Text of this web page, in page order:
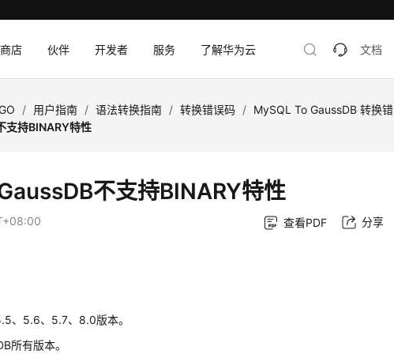
店 伙伴 开发者 服务 了解华为云 文档
/ 用户指南 / 语法转换指南 / 转换错误码 / MySQL To GaussDB 转换错
持BINARY特性
不支持BINARY特性
查看PDF 分享
、5.6、5.7、8.0版本。
所有版本。